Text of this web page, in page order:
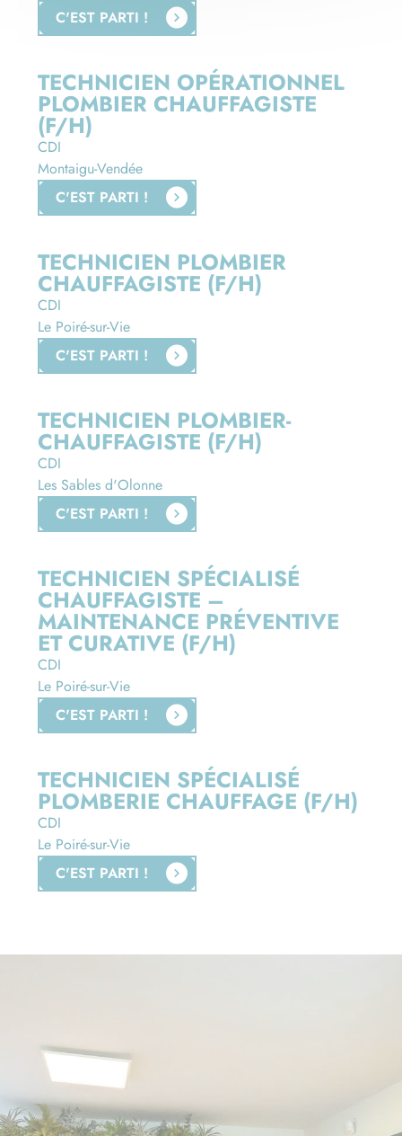
C'EST PARTI !
TECHNICIEN OPÉRATIONNEL
PLOMBIER CHAUFFAGISTE
(F/H)
CDI
Montaigu-Vendée
C'EST PARTI !
TECHNICIEN PLOMBIER
CHAUFFAGISTE (F/H)
CDI
Le Poiré-sur-Vie
C'EST PARTI !
TECHNICIEN PLOMBIER-
CHAUFFAGISTE (F/H)
CDI
Les Sables d'Olonne
C'EST PARTI !
TECHNICIEN SPÉCIALISÉ
CHAUFFAGISTE –
MAINTENANCE PRÉVENTIVE
ET CURATIVE (F/H)
CDI
Le Poiré-sur-Vie
C'EST PARTI !
TECHNICIEN SPÉCIALISÉ
PLOMBERIE CHAUFFAGE (F/H)
CDI
Le Poiré-sur-Vie
C'EST PARTI !